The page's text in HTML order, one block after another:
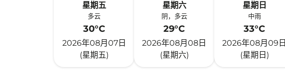
星期五
多云
30°C
2026年08月07日
(星期五)
星期六
阴，多云
29°C
2026年08月08日
(星期六)
星期日
中雨
33°C
2026年08月09日
(星期日)